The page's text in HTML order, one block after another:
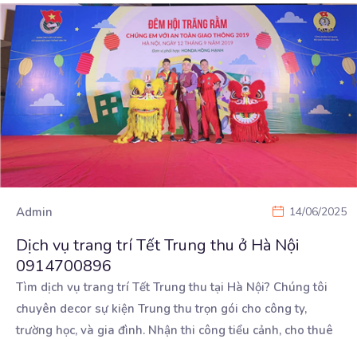
Admin 14/06/2025
Dịch vụ trang trí Tết Trung thu ở Hà Nội
0914700896
Tìm dịch vụ trang trí Tết Trung thu tại Hà Nội? Chúng tôi
chuyên decor sự kiện Trung thu trọn gói cho công ty,
trường học, và gia đình. Nhận thi công tiểu cảnh, cho thuê